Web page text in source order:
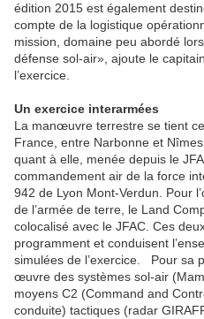
édition 2015 est également
compte de la logistique
mission, domaine peu abordé
défense sol-air», ajoute le
l’exercice.
Un exercice interarmées
La manœuvre terrestre se tient
France, entre Narbonne et
quant à elle, menée depuis le
commandement air de la force
942 de Lyon Mont-Verdun. Pour
de l’armée de terre, le Land
colocalisé avec le JFAC. Ces
programment et conduisent
simulées de l’exercice. Pour sa
œuvre des systèmes sol-air
moyens C2 (Command and
conduite) tactiques (radar